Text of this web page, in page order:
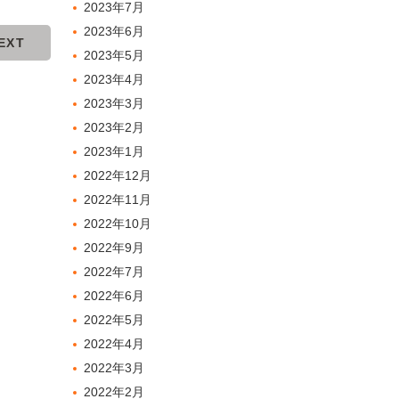
2023年7月
2023年6月
2023年5月
2023年4月
2023年3月
2023年2月
2023年1月
2022年12月
2022年11月
2022年10月
2022年9月
2022年7月
2022年6月
2022年5月
2022年4月
2022年3月
2022年2月